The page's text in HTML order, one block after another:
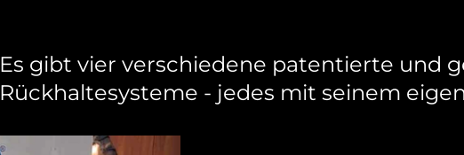
Es gibt vier verschiedene patentierte und
Rückhaltesysteme - jedes mit seinem